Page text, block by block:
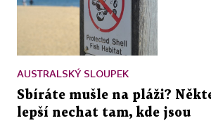
AUSTRALSKÝ SLOUPEK
Sbíráte mušle na pláži?
lepší nechat tam, kde jsou